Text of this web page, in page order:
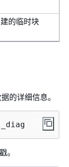
的临时块
的详细信息。
。